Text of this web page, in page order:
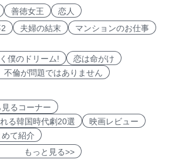
善徳女王
恋人
夫婦の結末
マンションのお仕事
僕のドリーム!
恋は命がけ
不倫が問題ではありません
るコーナー
る韓国時代劇20選
映画レビュー
て紹介
もっと見る>>